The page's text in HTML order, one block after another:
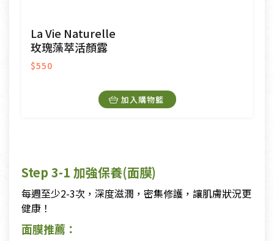
La Vie Naturelle
玫瑰藻萃活顏露
$550
加入購物籃
Step 3-1 加強保養(面膜)
每週至少2-3次，深度滋潤，密集修護，讓肌膚狀況更
健康！
面膜推薦：